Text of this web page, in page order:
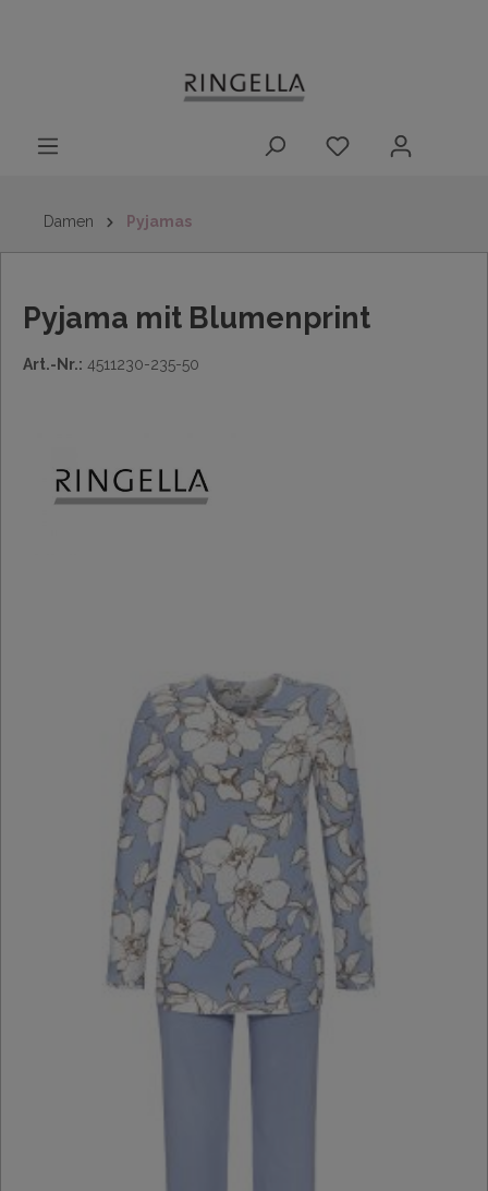
Damen Pyjamas
Pyjama mit Blumenprint
Art.-Nr.: 4511230-235-50